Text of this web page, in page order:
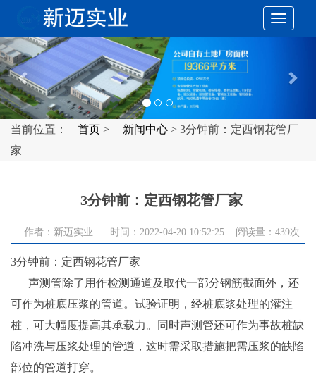
切
换
导
Previous
当前位置： 首页 > 新闻中心 > 3分钟前：定西钢花管厂
家
3分钟前：定西钢花管厂家
作者：新迈实业 时间：2022-04-20 10:52:25 阅读量： 439次
3分钟前：定西钢花管厂家
声测管除了用作检测通道及取代一部分钢筋截面外，还
可作为桩底压浆的管道。试验证明，经桩底浆处理的灌注
桩，可大幅度提高其承载力。同时声测管还可作为事故桩缺
陷冲洗与压浆处理的管道，这时需采取措施把需压浆的缺陷
部位的管道打穿。